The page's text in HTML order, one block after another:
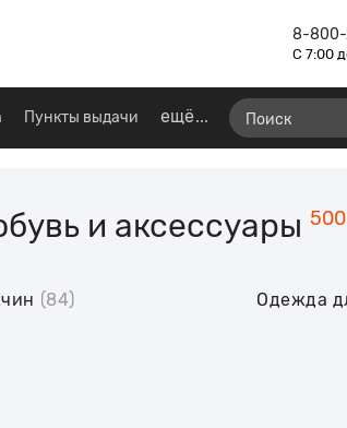
8-
С 7:00
Пункты выдачи ещё
и аксессуары 500
(84) Одежда